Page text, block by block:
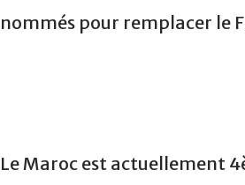
nommés pour remplacer le
Le Maroc est actuellement